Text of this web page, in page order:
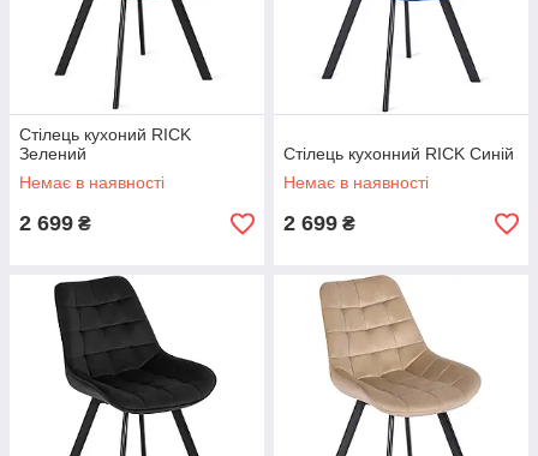
Стілець кухоний RICK
Зелений
Немає в наявності
2 699 ₴
Стілець кухонний RICK Синій
Немає в наявності
2 699 ₴